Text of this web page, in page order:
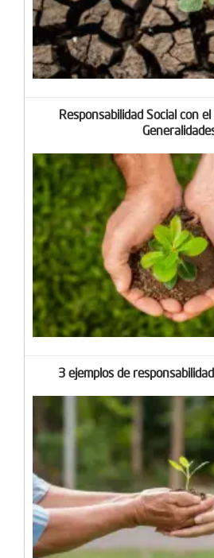
Responsabilidad Social con
3 ejemplos de